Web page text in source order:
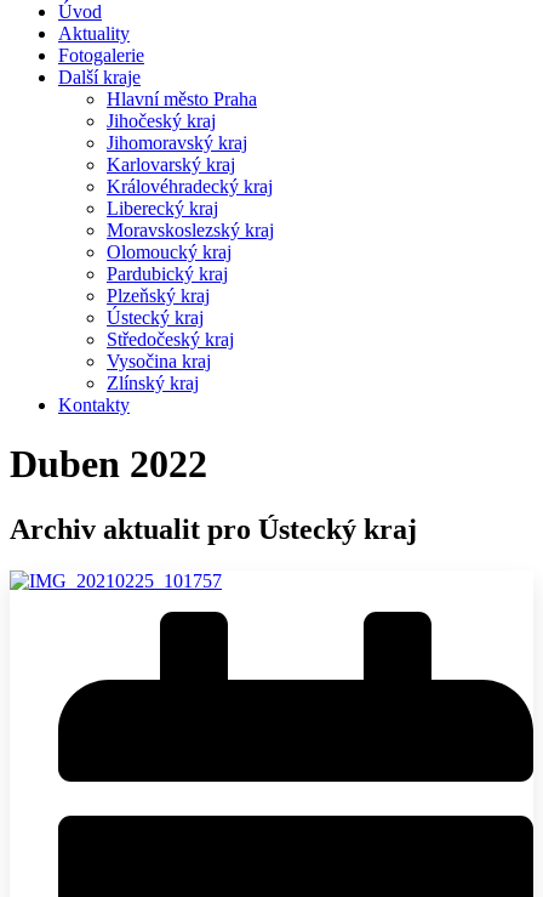
Úvod
Aktuality
Fotogalerie
Další kraje
Hlavní město Praha
Jihočeský kraj
Jihomoravský kraj
Karlovarský kraj
Královéhradecký kraj
Liberecký kraj
Moravskoslezský kraj
Olomoucký kraj
Pardubický kraj
Plzeňský kraj
Ústecký kraj
Středočeský kraj
Vysočina kraj
Zlínský kraj
Kontakty
Duben 2022
Archiv aktualit pro Ústecký kraj